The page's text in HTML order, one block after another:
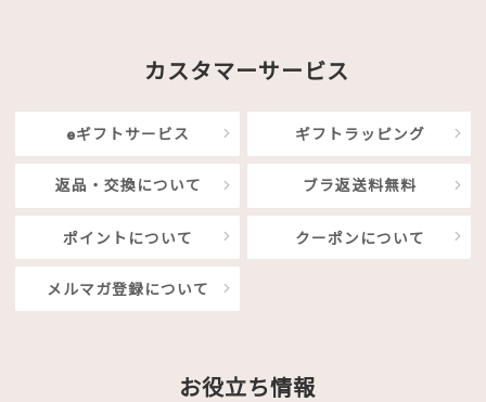
カスタマーサービス
eギフトサービス ギフトラッピング
返品・交換について ブラ返送料無料
ポイントについて クーポンについて
メルマガ登録について
お役立ち情報